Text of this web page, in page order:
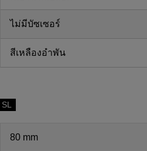
ไม่มีบัซเซอร์
สีเหลืองอำพัน
80 mm